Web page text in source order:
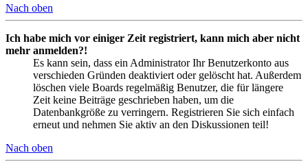
Nach oben
Ich habe mich vor einiger Zeit registriert, kann mich aber nicht
mehr anmelden?!
Es kann sein, dass ein Administrator Ihr Benutzerkonto aus
verschieden Gründen deaktiviert oder gelöscht hat. Außerdem
löschen viele Boards regelmäßig Benutzer, die für längere
Zeit keine Beiträge geschrieben haben, um die
Datenbankgröße zu verringern. Registrieren Sie sich einfach
erneut und nehmen Sie aktiv an den Diskussionen teil!
Nach oben